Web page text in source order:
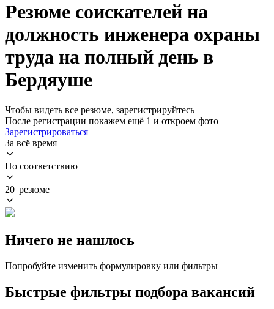
Резюме соискателей на
должность инженера охраны
труда на полный день в
Бердяуше
Чтобы видеть все резюме, зарегистрируйтесь
После регистрации покажем ещё 1 и откроем фото
Зарегистрироваться
За всё время
По соответствию
20 резюме
Ничего не нашлось
Попробуйте изменить формулировку или фильтры
Быстрые фильтры подбора вакансий